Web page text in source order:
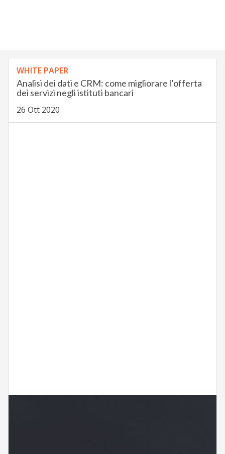
WHITE PAPER
Analisi dei dati e CRM: come migliorare l’offerta
dei servizi negli istituti bancari
26 Ott 2020